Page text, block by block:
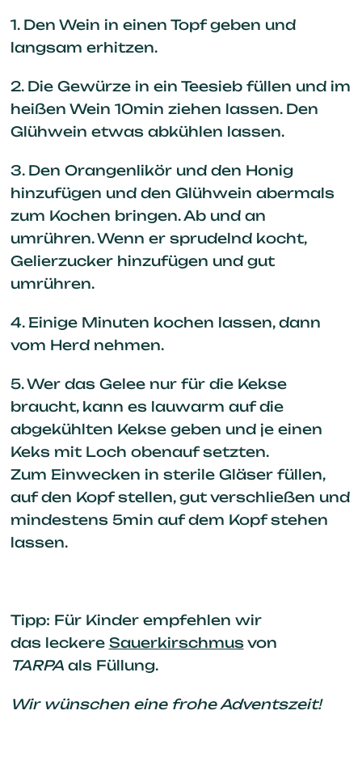
1. Den Wein in einen Topf geben und
langsam erhitzen.
2. Die Gewürze in ein Teesieb füllen und im
heißen Wein 10min ziehen lassen. Den
Glühwein etwas abkühlen lassen.
3. Den Orangenlikör und den Honig
hinzufügen und den Glühwein abermals
zum Kochen bringen. Ab und an
umrühren. Wenn er sprudelnd kocht,
Gelierzucker hinzufügen und gut
umrühren.
4. Einige Minuten kochen lassen, dann
vom Herd nehmen.
5. Wer das Gelee nur für die Kekse
braucht, kann es lauwarm auf die
abgekühlten Kekse geben und je einen
Keks mit Loch obenauf setzten.
Zum Einwecken in sterile Gläser füllen,
auf den Kopf stellen, gut verschließen und
mindestens 5min auf dem Kopf stehen
lassen.
Tipp: Für Kinder empfehlen wir
das leckere Sauerkirschmus von
TARPAals Füllung.
Wir wünschen eine frohe Adventszeit!